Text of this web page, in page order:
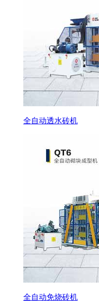
全自动透水砖机
全自动免烧砖机